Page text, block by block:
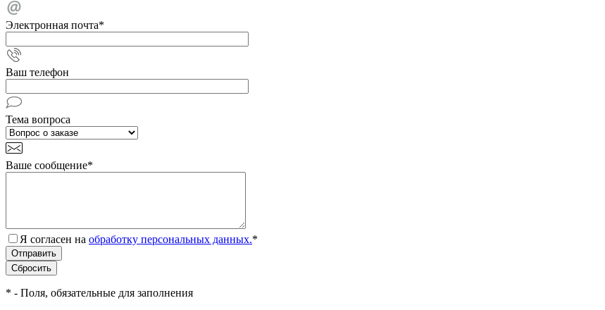
Электронная почта*
Ваш телефон
Тема вопроса
Ваше сообщение*
Я согласен на обработку персональных данных.*
* - Поля, обязательные для заполнения